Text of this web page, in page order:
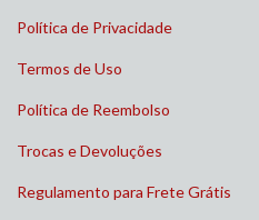
Política de Privacidade
Termos de Uso
Política de Reembolso
Trocas e Devoluções
Regulamento para Frete Grátis